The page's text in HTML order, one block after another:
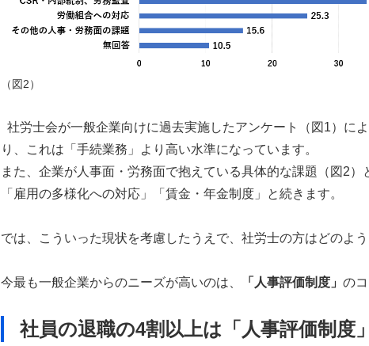
（図2）
社労士会が一般企業向けに過去実施したアンケート（図1）に
り、これは「手続業務」より高い水準になっています。
また、企業が人事面・労務面で抱えている具体的な課題（図2
「雇用の多様化への対応」「賃金・年金制度」と続きます。
では、こういった現状を考慮したうえで、社労士の方はどのよ
今最も一般企業からのニーズが高いのは、 「人事評価制度」 の
社員の退職の4割以上は「人事評価制度